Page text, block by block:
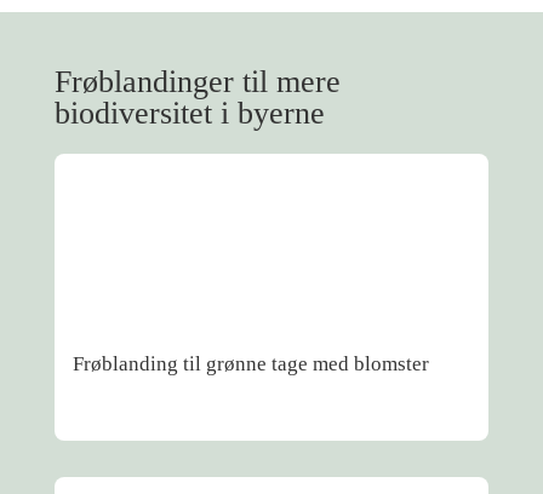
Frøblandinger til mere
biodiversitet i byerne
Frøblanding til grønne tage med blomster